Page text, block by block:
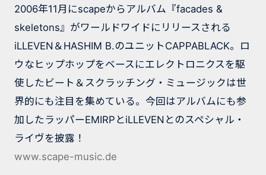
2006年11月にscapeからアルバム『facades &
skeletons』がワールドワイドにリリースされる
iLLEVEN＆HASHIM B.のユニットCAPPABLACK。ロ
ウなヒップホップをベースにエレクトロニクスを駆
使したビート＆スクラッチング・ミュージックは世
界的にも注目を集めている。今回はアルバムにも参
加したラッパーEMIRPとiLLEVENとのスペシャル・
ライヴを披露！
www.scape-music.de